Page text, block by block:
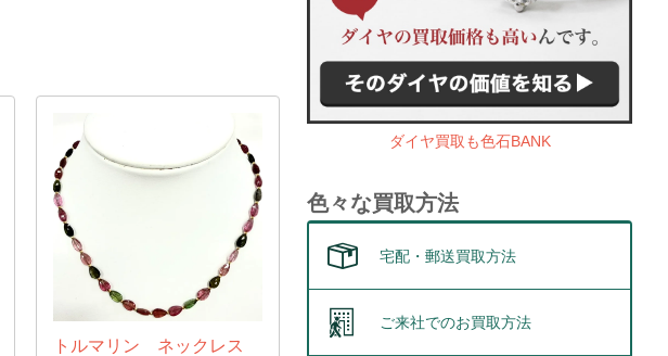
トルマリン ネックレス
ダイヤ買取も色石BANK
色々な買取方法
宅配・郵送買取方法
ご来社でのお買取方法